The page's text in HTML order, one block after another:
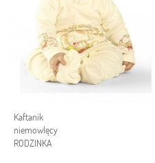
Kaftanik
niemowlęcy
RODZINKA